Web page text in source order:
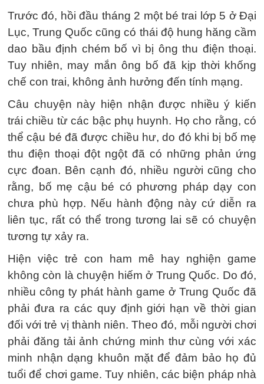
Trước đó, hồi đầu tháng 2 một bé trai lớp 5 ở Đại
Lục, Trung Quốc cũng có thái độ hung hăng cầm
dao bầu định chém bố vì bị ông thu điện thoại.
Tuy nhiên, may mắn ông bố đã kịp thời khống
chế con trai, không ảnh hưởng đến tính mạng.
Câu chuyện này hiện nhận được nhiều ý kiến
trái chiều từ các bậc phụ huynh. Họ cho rằng, có
thể cậu bé đã được chiều hư, do đó khi bị bố mẹ
thu điện thoại đột ngột đã có những phản ứng
cực đoan. Bên cạnh đó, nhiều người cũng cho
rằng, bố mẹ cậu bé có phương pháp dạy con
chưa phù hợp. Nếu hành động này cứ diễn ra
liên tục, rất có thể trong tương lai sẽ có chuyện
tương tự xảy ra.
Hiện việc trẻ con ham mê hay nghiện game
không còn là chuyện hiếm ở Trung Quốc. Do đó,
nhiều công ty phát hành game ở Trung Quốc đã
phải đưa ra các quy định giới hạn về thời gian
đối với trẻ vị thành niên. Theo đó, mỗi người chơi
phải đăng tải ảnh chứng minh thư cùng với xác
minh nhận dạng khuôn mặt để đảm bảo họ đủ
tuổi để chơi game. Tuy nhiên, các biện pháp nhà